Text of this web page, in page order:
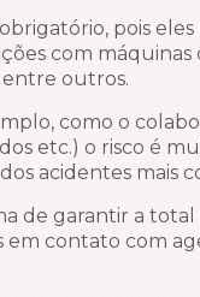
pois
com
entre outros.
como o
etc.) o risco é
acidentes mais
de garantir a
em contato com